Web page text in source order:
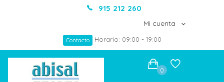
915 212 260
Mi cuenta
Contacto Horario: 09:00 - 19:00
0